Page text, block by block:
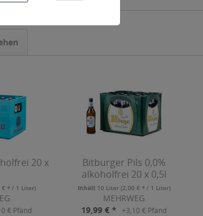
20 x
€ * / 1 Liter)
€ Pfand
Bitburger Pils 0,0%
alkoholfrei 20 x 0,5l
Inhalt 10 Liter (2,00 € * / 1 Liter)
MEHRWEG
19,99 € *
+3,10 € Pfand